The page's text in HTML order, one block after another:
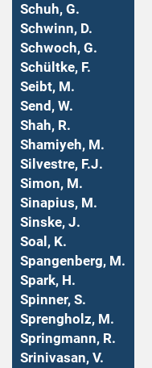
Schuh, G.
Schwinn, D.
Schwoch, G.
Schültke, F.
Seibt, M.
Send, W.
Shah, R.
Shamiyeh, M.
Silvestre, F.J.
Simon, M.
Sinapius, M.
Sinske, J.
Soal, K.
Spangenberg, M.
Spark, H.
Spinner, S.
Sprengholz, M.
Springmann, R.
Srinivasan, V.